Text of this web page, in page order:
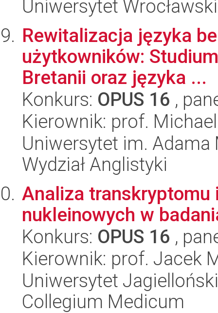
Uniwersytet
Rewitalizacja języka
użytkowników:
Bretanii oraz języka ...
Konkurs: OPUS 16 ,
Kierownik: prof.
Uniwersytet im.
Wydział Anglistyki
Analiza
nukleinowych w
Konkurs: OPUS 16 ,
Kierownik: prof. Jacek
Uniwersytet
Collegium Medicum